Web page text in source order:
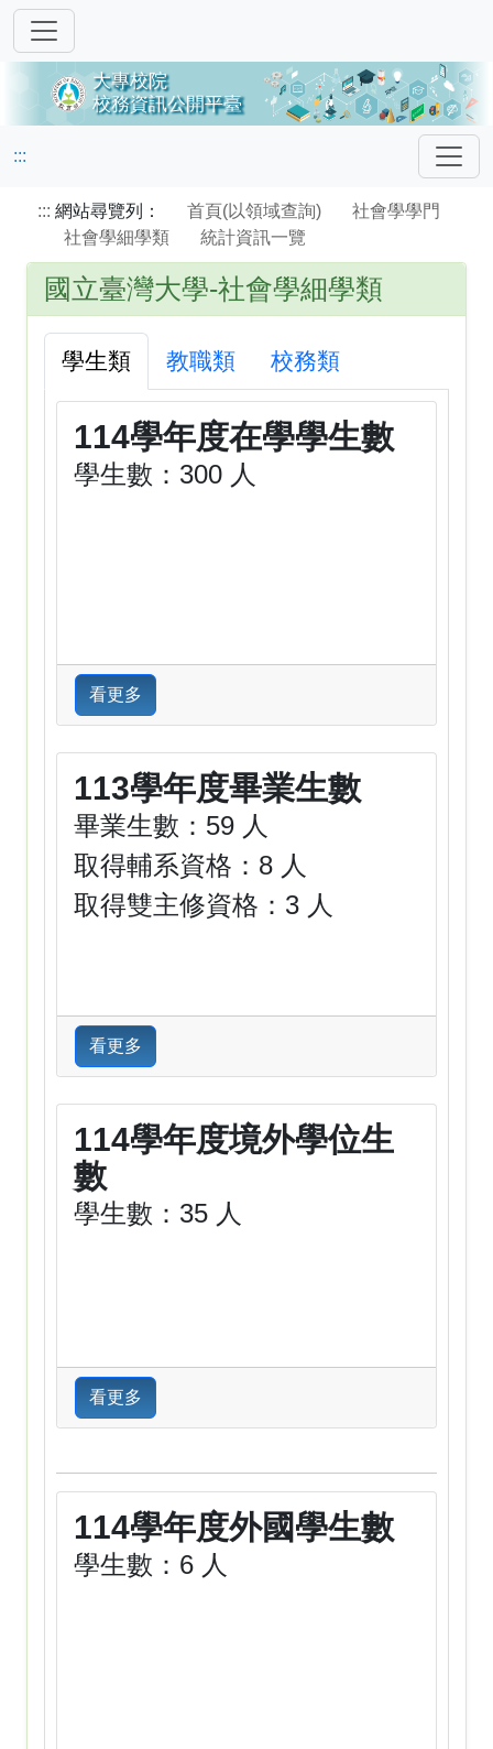
:::
::: 網站尋覽列： 首頁(以領域查詢)
社會學學門
社會學細學類
統計資訊一覽
國立臺灣大學-社會學細學類
學生類 教職類 校務類
114學年度在學學生數
學生數：300 人
看更多
113學年度畢業生數
畢業生數：59 人
取得輔系資格：8 人
取得雙主修資格：3 人
看更多
114學年度境外學位生
數
學生數：35 人
看更多
114學年度外國學生數
學生數：6 人